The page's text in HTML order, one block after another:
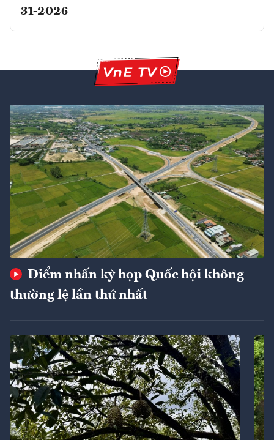
31-2026
Điểm nhấn kỳ họp Quốc hội không
thường lệ lần thứ nhất